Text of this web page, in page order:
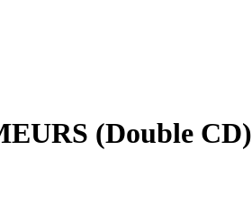
(Double CD)